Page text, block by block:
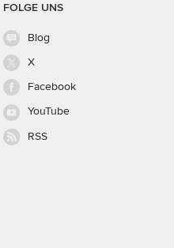
FOLGE UNS
Blog
X
Facebook
YouTube
RSS